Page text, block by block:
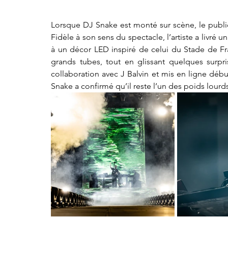
Lorsque DJ Snake est monté sur scène, le
Fidèle à son sens du spectacle, l’artiste a livré
à un décor LED inspiré de celui du Stade de
grands tubes, tout en glissant quelques
collaboration avec J Balvin et mis en ligne
Snake a confirmé qu’il reste l’un des poids